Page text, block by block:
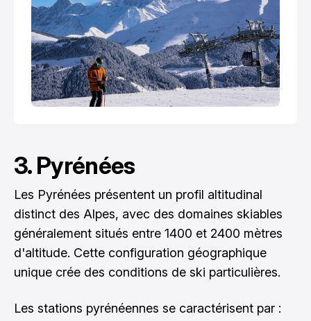
3. Pyrénées
Les Pyrénées présentent un profil altitudinal
distinct des Alpes, avec des domaines skiables
généralement situés entre 1400 et 2400 mètres
d'altitude. Cette configuration géographique
unique crée des conditions de ski particulières.
Les stations pyrénéennes se caractérisent par :